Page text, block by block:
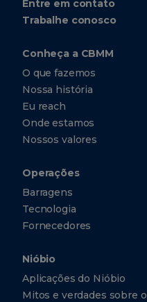
Entre em contato
Trabalhe conosco
Conheça a CBMM
O que fazemos
Nossa história
Eu reach
Onde estamos
Nossos valores
Operações
Barragens
Tecnologia
Fornecedores
Nióbio
Aplicações do Nióbio
Mitos e verdades sobre o